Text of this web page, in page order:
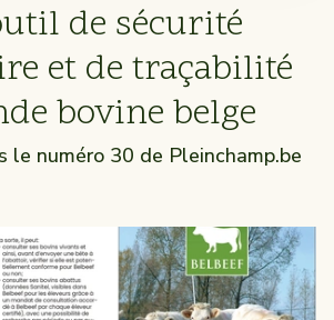
de sécurité
et de traçabilité
bovine belge
le numéro 30 de Pleinchamp.be